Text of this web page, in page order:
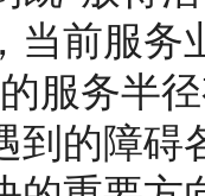
当前服务
服务半
到的障碍